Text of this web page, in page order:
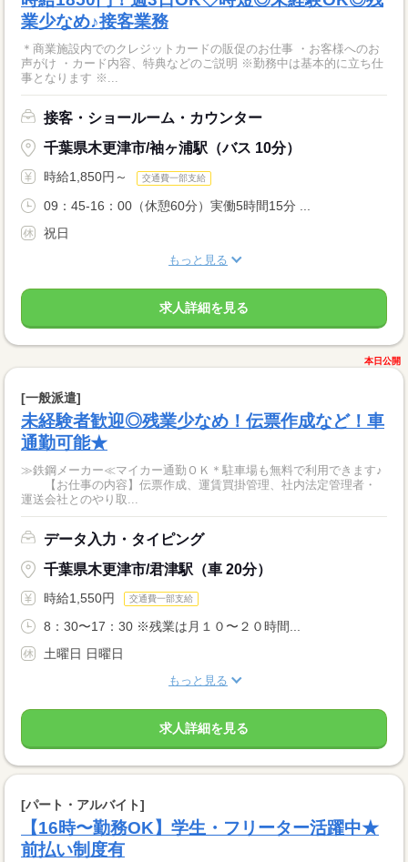
業少なめ♪接客業務
＊商業施設内でのクレジットカードの販促のお仕事 ・お客様へのお
声がけ ・カード内容、特典などのご説明 ※勤務中は基本的に立ち仕
事となります ※...
接客・ショールーム・カウンター
千葉県木更津市/袖ヶ浦駅（バス 10分）
時給1,850円～ 交通費一部支給
09：45-16：00（休憩60分）実働5時間15分 ...
祝日
もっと見る
求人詳細を見る
本日公開
[一般派遣]
未経験者歓迎◎残業少なめ！伝票作成など！車
通勤可能★
≫鉄鋼メーカー≪マイカー通勤ＯＫ＊駐車場も無料で利用できます♪
【お仕事の内容】伝票作成、運賃買掛管理、社内法定管理者・
運送会社とのやり取...
データ入力・タイピング
千葉県木更津市/君津駅（車 20分）
時給1,550円 交通費一部支給
8：30〜17：30 ※残業は月１０〜２０時間...
土曜日 日曜日
もっと見る
求人詳細を見る
[パート・アルバイト]
【16時〜勤務OK】学生・フリーター活躍中★
前払い制度有